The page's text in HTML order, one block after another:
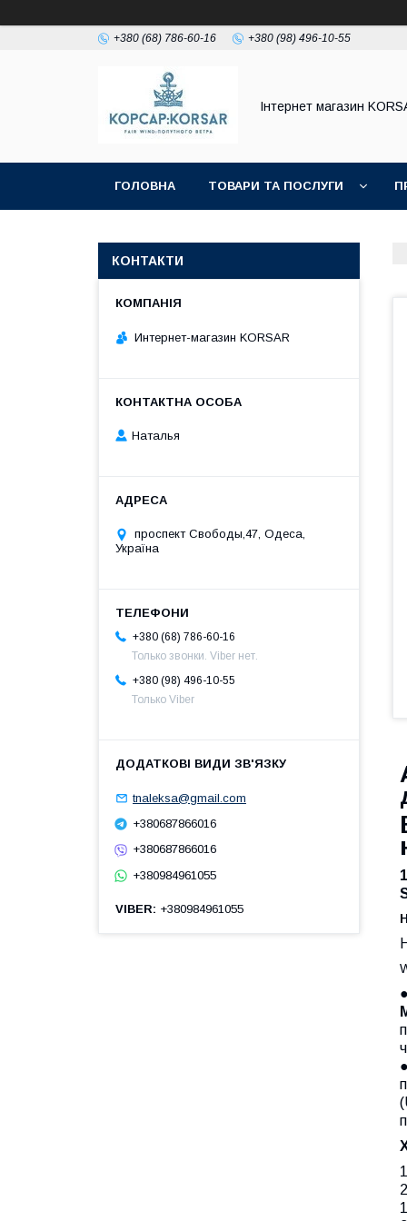
+380 (68) 786-60-16 +380 (98) 496-10-55
Iнтернет магазин
ГОЛОВНА ТОВАРИ ТА ПОСЛУГИ
КОНТАКТИ
Интернет-магазин KORSAR
Наталья
проспект Свободы,47, Одеса,
Україна
+380 (68) 786-60-16
Только звонки. Viber нет.
+380 (98) 496-10-55
Только Viber
tnaleksa@gmail.com
+380687866016
+380687866016
+380984961055
VIBER +380984961055